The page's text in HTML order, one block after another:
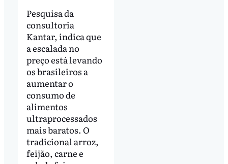
Pesquisa da
consultoria
Kantar, indica que
a escalada no
preço está levando
os brasileiros a
aumentar o
consumo de
alimentos
ultraprocessados
mais baratos. O
tradicional arroz,
feijão, carne e